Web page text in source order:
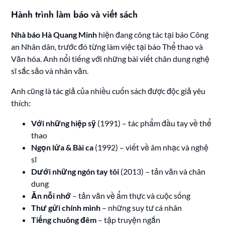
Hành trình làm báo và viết sách
Nhà báo Hà Quang Minh hiện đang công tác tại báo Công
an Nhân dân, trước đó từng làm việc tại báo Thể thao và
Văn hóa. Anh nổi tiếng với những bài viết chân dung nghệ
sĩ sắc sảo và nhân văn.
Anh cũng là tác giả của nhiều cuốn sách được độc giả yêu
thích:
Với những hiệp sỹ (1991) – tác phẩm đầu tay về thể
thao
Ngọn lửa & Bài ca (1992) – viết về âm nhạc và nghệ
sĩ
Dưới những ngón tay tôi (2013) – tản văn và chân
dung
Ăn nỗi nhớ – tản văn về ẩm thực và cuộc sống
Thư gửi chính mình – những suy tư cá nhân
Tiếng chuông đêm – tập truyện ngắn